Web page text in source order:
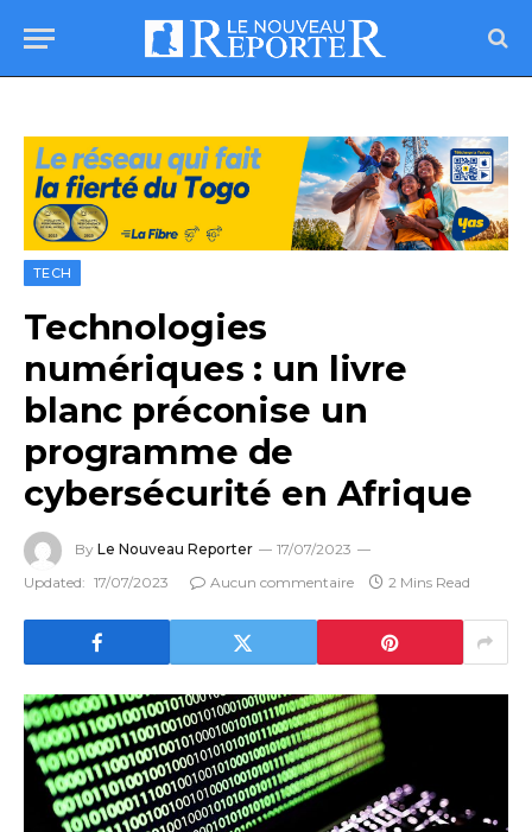
TECH
Technologies
numériques : un livre
blanc préconise un
programme de
cybersécurité en Afrique
By Le Nouveau Reporter
17/07/2023
Updated: 17/07/2023 Aucun commentaire 2 Mins Read